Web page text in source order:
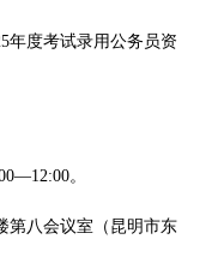
年度考试录用公务员资
。
第八会议室（昆明市东